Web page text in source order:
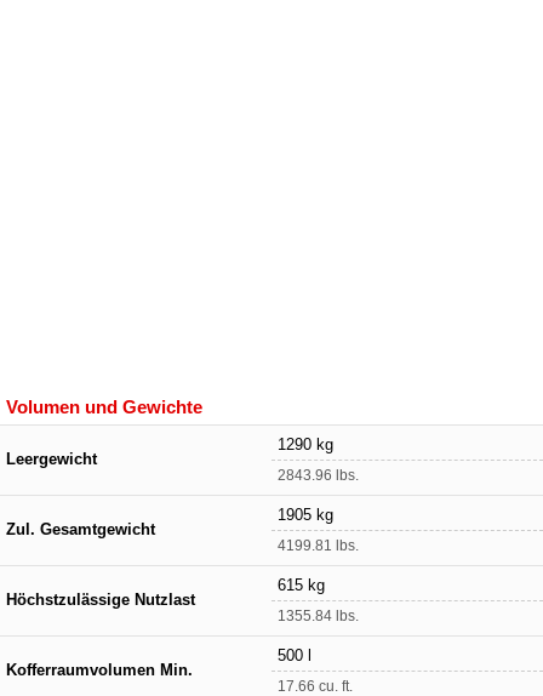
Volumen und Gewichte
Leergewicht
1290 kg
2843.96 lbs.
Zul. Gesamtgewicht
1905 kg
4199.81 lbs.
Höchstzulässige Nutzlast
615 kg
1355.84 lbs.
Kofferraumvolumen Min.
500 l
17.66 cu. ft.